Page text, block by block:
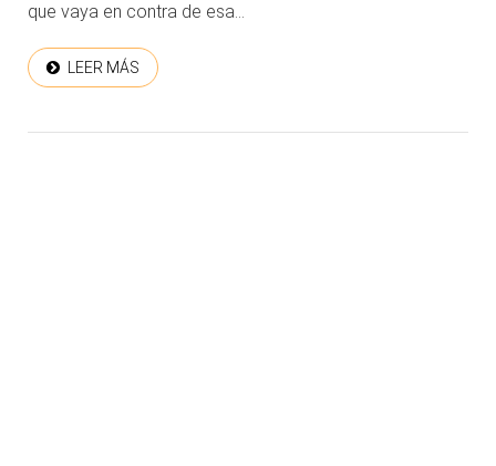
que vaya en contra de esa...
LEER MÁS